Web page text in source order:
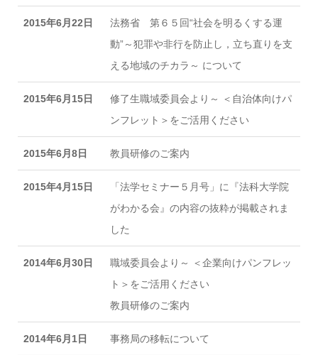
2015年6月22日
法務省 第６５回“社会を明るくする運
動”～犯罪や非行を防止し，立ち直りを支
える地域のチカラ～ について
2015年6月15日
修了生職域委員会より～ ＜自治体向けパ
ンフレット＞をご活用ください
2015年6月8日 教員研修のご案内
2015年4月15日
「法学セミナー５月号」に『法科大学院
がわかる会』の内容の抜粋が掲載されま
した
2014年6月30日
職域委員会より～ ＜企業向けパンフレッ
ト＞をご活用ください
教員研修のご案内
2014年6月1日 事務局の移転について